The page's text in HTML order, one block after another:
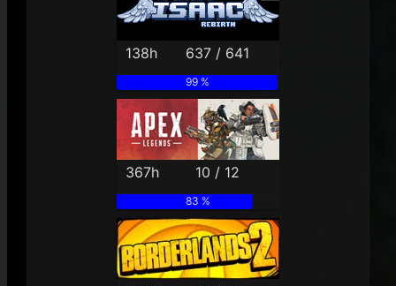
138h 637 / 641
99 %
367h 10 / 12
83 %